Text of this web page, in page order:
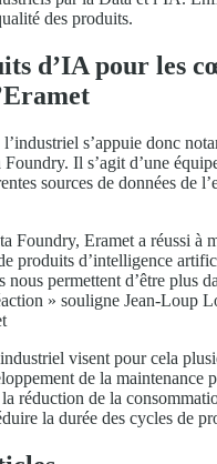
des produits.
d’IA pour les
s’appuie donc
Il s’agit d’une
sources de données de
Foundry, Eramet a réussi à
produits d’intelligence
nous permettent d’être plus
» souligne Jean-Loup
visent pour cela
de la maintenance
réduction de la
la durée des cycles de